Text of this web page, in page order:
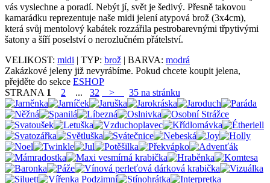
vás vyslechne a poradí. Nebýt jí, svět je šedivý. Přesně takovou
kamarádku reprezentuje naše midi jelení atypová brož (3x4cm),
která svůj mentolový kabátek rozzářila pestrobarevnými třpytivými
šatony a šíří poselství o nerozlučném přátelství.
VELIKOST: midi | TYP: brož | BARVA: modrá
Zakázkové jeleny již nevyrábíme. Pokud chcete koupit jelena,
přejděte do sekce ESHOP
STRANA 1 2 ... 32 > 35 na stránku